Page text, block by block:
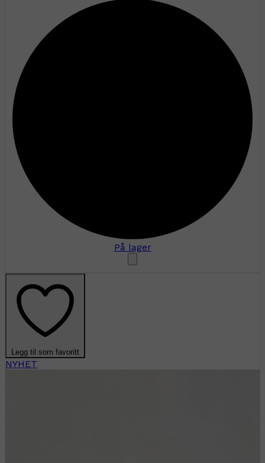
På lager
Legg til som favoritt
NYHET